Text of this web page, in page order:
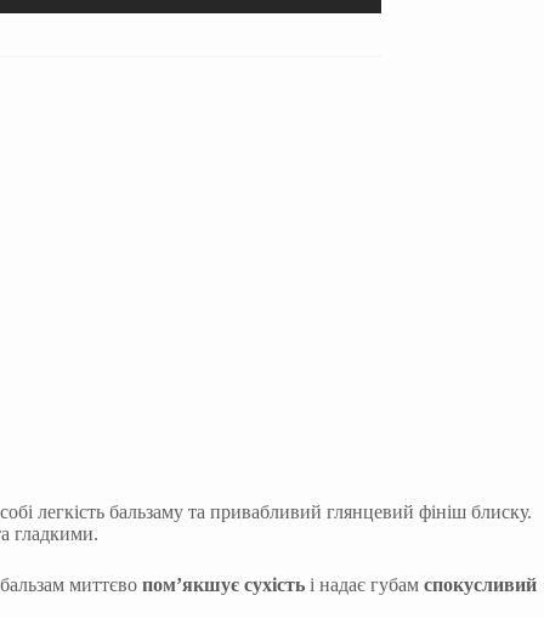
легкість бальзаму та привабливий глянцевий фініш блиску.
гладкими.
миттєво пом’якшує сухість і надає губам спокусливий